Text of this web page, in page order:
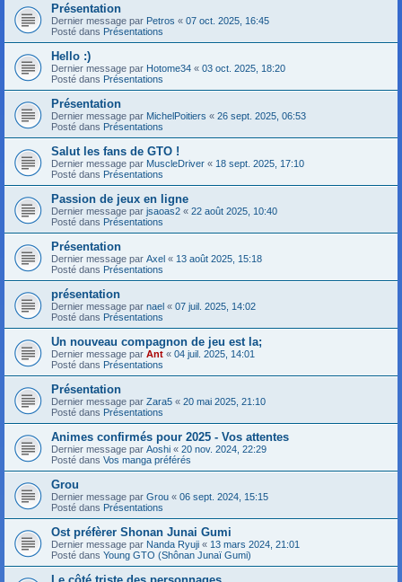
Présentation
Dernier message par Petros « 07 oct. 2025, 16:45
Posté dans Présentations
Hello :)
Dernier message par Hotome34 « 03 oct. 2025, 18:20
Posté dans Présentations
Présentation
Dernier message par MichelPoitiers « 26 sept. 2025, 06:53
Posté dans Présentations
Salut les fans de GTO !
Dernier message par MuscleDriver « 18 sept. 2025, 17:10
Posté dans Présentations
Passion de jeux en ligne
Dernier message par jsaoas2 « 22 août 2025, 10:40
Posté dans Présentations
Présentation
Dernier message par Axel « 13 août 2025, 15:18
Posté dans Présentations
présentation
Dernier message par nael « 07 juil. 2025, 14:02
Posté dans Présentations
Un nouveau compagnon de jeu est la;
Dernier message par Ant « 04 juil. 2025, 14:01
Posté dans Présentations
Présentation
Dernier message par Zara5 « 20 mai 2025, 21:10
Posté dans Présentations
Animes confirmés pour 2025 - Vos attentes
Dernier message par Aoshi « 20 nov. 2024, 22:29
Posté dans Vos manga préférés
Grou
Dernier message par Grou « 06 sept. 2024, 15:15
Posté dans Présentations
Ost préfèrer Shonan Junai Gumi
Dernier message par Nanda Ryuji « 13 mars 2024, 21:01
Posté dans Young GTO (Shônan Junaï Gumi)
Le côté triste des personnages